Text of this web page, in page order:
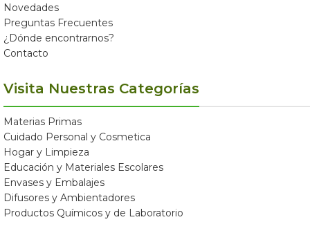
Novedades
Preguntas Frecuentes
¿Dónde encontrarnos?
Contacto
Visita Nuestras Categorías
Materias Primas
Cuidado Personal y Cosmetica
Hogar y Limpieza
Educación y Materiales Escolares
Envases y Embalajes
Difusores y Ambientadores
Productos Químicos y de Laboratorio